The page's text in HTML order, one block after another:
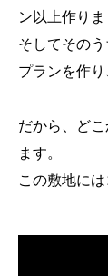
ン以上作り
そしてその
プランを作
だから、ど
ます。
この敷地に